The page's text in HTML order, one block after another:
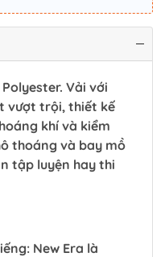
Vải với
vượt trội, thiết kế
khí và kiểm
thoáng và bay mồ
tập luyện hay thi
New Era là